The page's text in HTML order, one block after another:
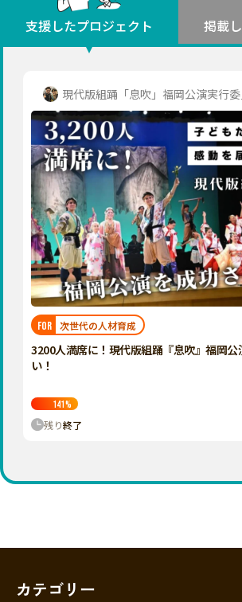
地域からさがす 北海道・
関東
茨城 栃木 群馬
千葉
東京
神奈川
新潟 富山 石川 福井
山梨
長野
岐阜 静岡 愛知
三重 滋賀 京都 大阪
兵庫
奈良
和歌山
中国
鳥取 島根 岡山 広島 山口
四国
徳島 香川 愛媛 高知
九州・沖縄
福岡 佐賀 長崎
鹿児島 沖縄
支援したプロジェクト 掲載
現代版組踊「息吹」福岡公演実行
FOR 次世代の人材育成
3200人満席に！現代版組踊『息吹』福岡公
い！
141%
残り終了
カテゴリー